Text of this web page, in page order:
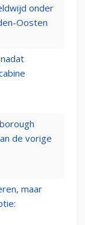
onder
Oosten
de vorige
maar